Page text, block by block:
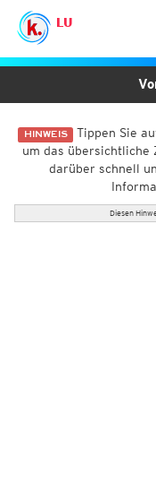
LU
HINWEIS Tippen Sie
um das übersichtliche
darüber schnell
Diesen